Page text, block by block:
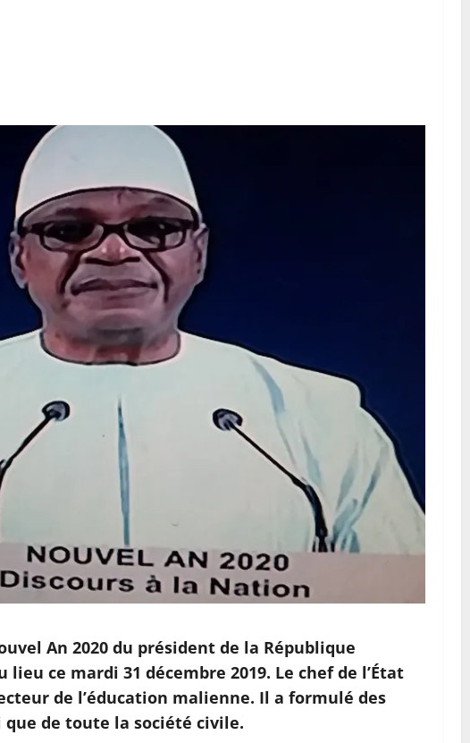
An 2020 du président de la République
ce mardi 31 décembre 2019. Le chef de l’État
de l’éducation malienne. Il a formulé des
de toute la société civile.